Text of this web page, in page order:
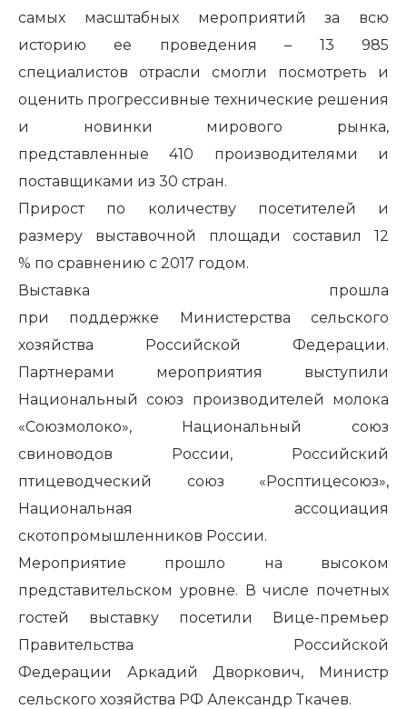
самых масштабных мероприятий за всю
историю ее проведения – 13 985
специалистов отрасли смогли посмотреть и
оценить прогрессивные технические решения
и новинки мирового рынка,
представленные410 производителями и
поставщиками из 30 стран.
Прирост по количеству посетителей и
размеру выставочной площади составил 12
% по сравнению с 2017 годом.
Выставка прошла
при
поддержке
Министерства сельского
хозяйства Российской Федерации.
Партнерами мероприятия выступили
Национальный союз производителей молока
«Cоюзмолоко», Национальный союз
свиноводов России, Российский
птицеводческий союз «Росптицесоюз»,
Национальная ассоциация
скотопромышленников России.
Мероприятие прошло на высоком
представительском уровне. В числе почетных
гостей выставку посетили Вице-премьер
Правительства Российской
Федерации Аркадий Дворкович, Министр
сельского хозяйства РФ Александр Ткачев.